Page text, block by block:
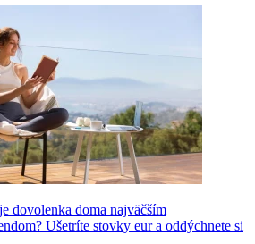
dovolenka doma najväčším
Ušetríte stovky eur a oddýchnete si